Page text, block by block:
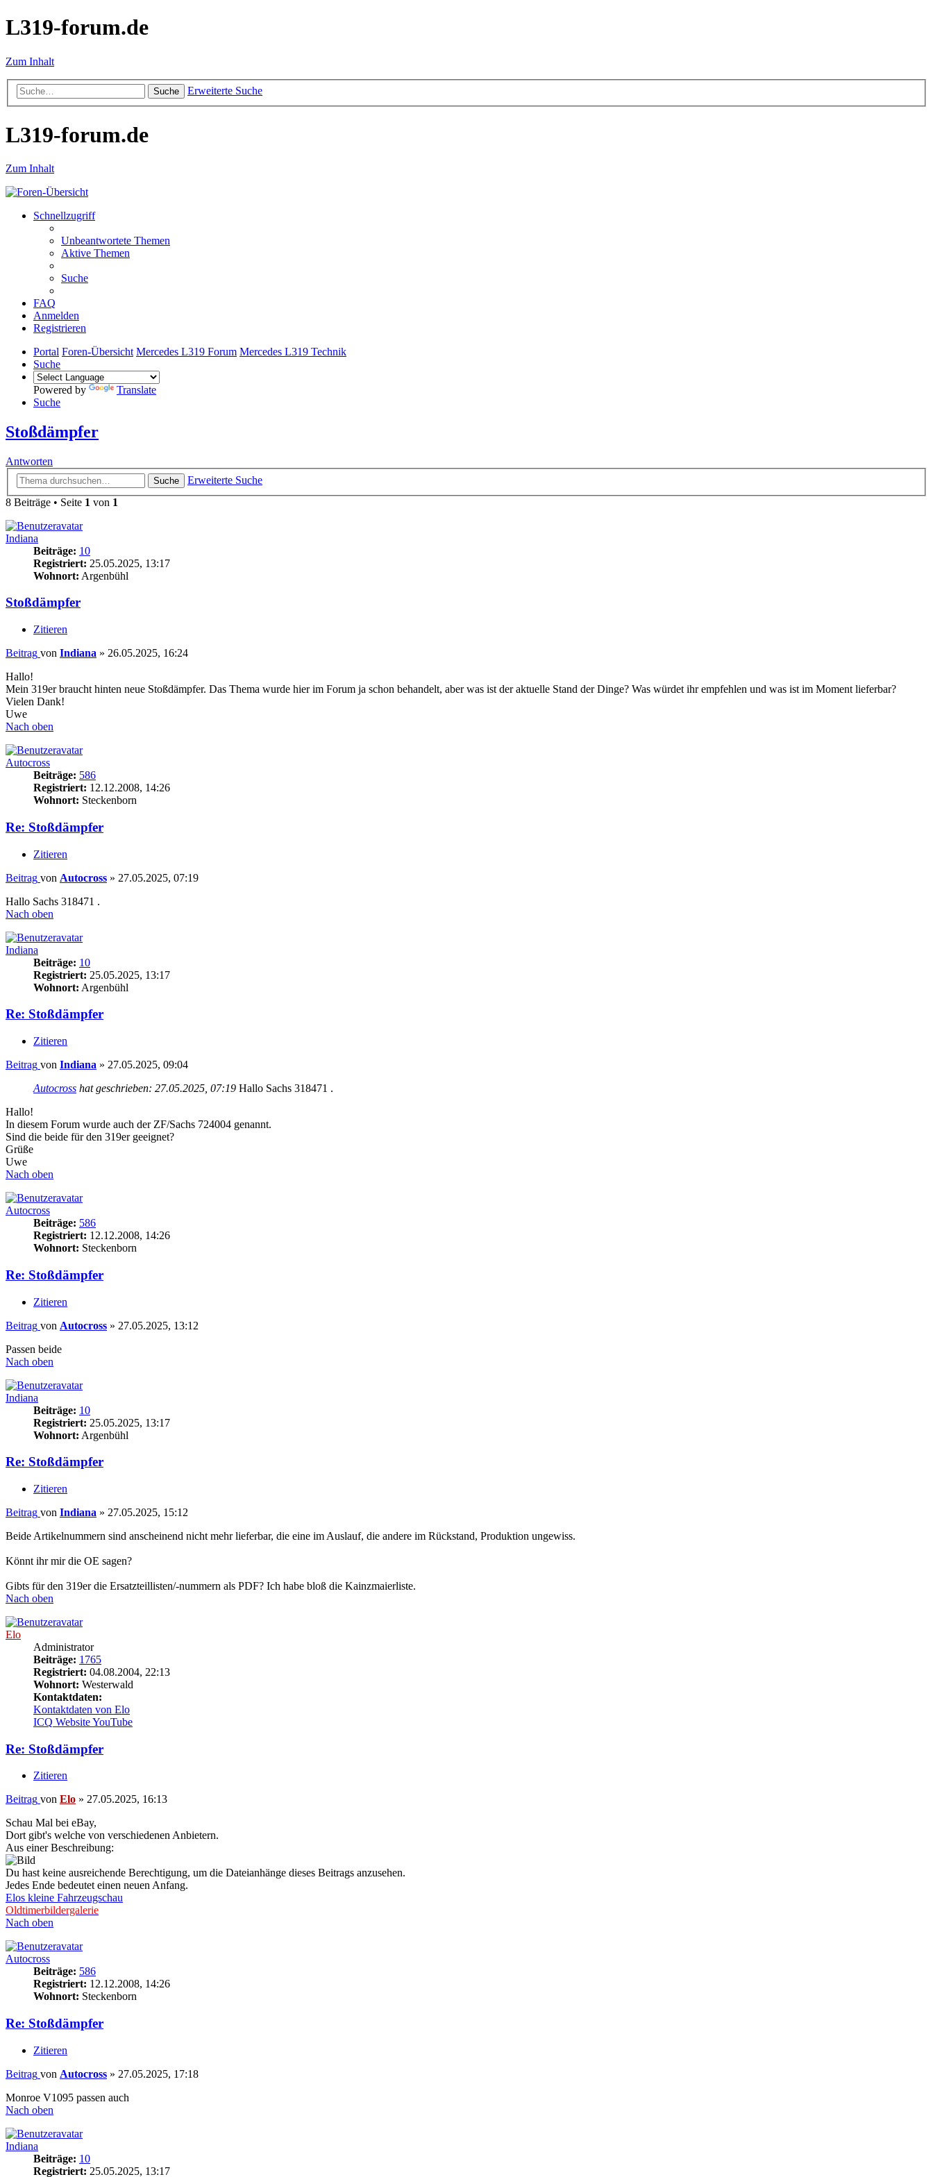
L319-forum.de
Zum Inhalt
Suche Erweiterte Suche
L319-forum.de
Zum Inhalt
Schnellzugriff
Unbeantwortete Themen
Aktive Themen
Suche
FAQ
Anmelden
Registrieren
Portal Foren-Übersicht Mercedes L319 Forum Mercedes L319 Technik
Suche
Powered by
Translate
Suche
Stoßdämpfer
Antworten
Suche
Erweiterte Suche
8 Beiträge • Seite 1 von 1
Indiana
Beiträge: 10
Registriert: 25.05.2025, 13:17
Wohnort: Argenbühl
Stoßdämpfer
Zitieren
Beitrag von Indiana » 26.05.2025, 16:24
Hallo!
Mein 319er braucht hinten neue Stoßdämpfer. Das Thema wurde hier im Forum ja schon behandelt, aber was ist der aktuelle Stand der Dinge? Was würdet ihr empfehlen und was ist im Moment lieferbar?
Vielen Dank!
Uwe
Nach oben
Autocross
Beiträge: 586
Registriert: 12.12.2008, 14:26
Wohnort: Steckenborn
Re: Stoßdämpfer
Zitieren
Beitrag von Autocross » 27.05.2025, 07:19
Hallo Sachs 318471 .
Nach oben
Indiana
Beiträge: 10
Registriert: 25.05.2025, 13:17
Wohnort: Argenbühl
Re: Stoßdämpfer
Zitieren
Beitrag von Indiana » 27.05.2025, 09:04
Autocross hat geschrieben: 27.05.2025, 07:19 Hallo Sachs 318471 .
Hallo!
In diesem Forum wurde auch der ZF/Sachs 724004 genannt.
Sind die beide für den 319er geeignet?
Grüße
Uwe
Nach oben
Autocross
Beiträge: 586
Registriert: 12.12.2008, 14:26
Wohnort: Steckenborn
Re: Stoßdämpfer
Zitieren
Beitrag von Autocross » 27.05.2025, 13:12
Passen beide
Nach oben
Indiana
Beiträge: 10
Registriert: 25.05.2025, 13:17
Wohnort: Argenbühl
Re: Stoßdämpfer
Zitieren
Beitrag von Indiana » 27.05.2025, 15:12
Beide Artikelnummern sind anscheinend nicht mehr lieferbar, die eine im Auslauf, die andere im Rückstand, Produktion ungewiss.
Könnt ihr mir die OE sagen?
Gibts für den 319er die Ersatzteillisten/-nummern als PDF? Ich habe bloß die Kainzmaierliste.
Nach oben
Elo
Administrator
Beiträge: 1765
Registriert: 04.08.2004, 22:13
Wohnort: Westerwald
Kontaktdaten:
Kontaktdaten von Elo
ICQ WebsiteYouTube
Re: Stoßdämpfer
Zitieren
Beitrag von Elo » 27.05.2025, 16:13
Schau Mal bei eBay,
Dort gibt's welche von verschiedenen Anbietern.
Aus einer Beschreibung:
Du hast keine ausreichende Berechtigung, um die Dateianhänge dieses Beitrags anzusehen.
Jedes Ende bedeutet einen neuen Anfang.
Elos kleine Fahrzeugschau
Oldtimerbildergalerie
Nach oben
Autocross
Beiträge: 586
Registriert: 12.12.2008, 14:26
Wohnort: Steckenborn
Re: Stoßdämpfer
Zitieren
Beitrag von Autocross » 27.05.2025, 17:18
Monroe V1095 passen auch
Nach oben
Indiana
Beiträge: 10
Registriert: 25.05.2025, 13:17